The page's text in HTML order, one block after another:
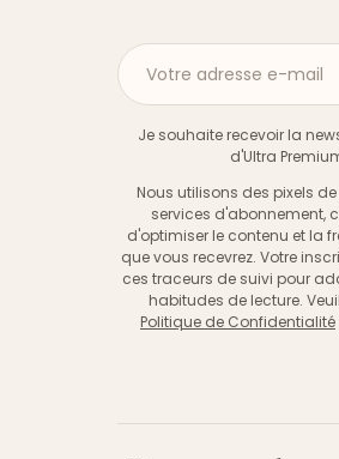
Votre adresse e-mail
Je souhaite recevoir la
d'Ultra
Nous utilisons des pixels
services d'abonnement,
d'optimiser le contenu et la
que vous recevrez. Votre
ces traceurs de suivi pour
habitudes de lecture.
Politique de Confidentialité